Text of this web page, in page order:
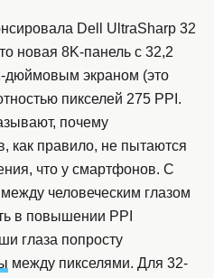
Dell UltraSharp 32
новая 8K-панель с 32,2
дюймовым экраном (это
пикселей 275 PPI.
почему
как правило, не пытаются
что у смартфонов. С
человеческим глазом
в повышении PPI
глаза попросту
между пикселями. Для 32-